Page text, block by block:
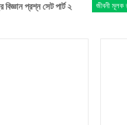
সেট পার্ট ২ জীবনী মূলক রচনা